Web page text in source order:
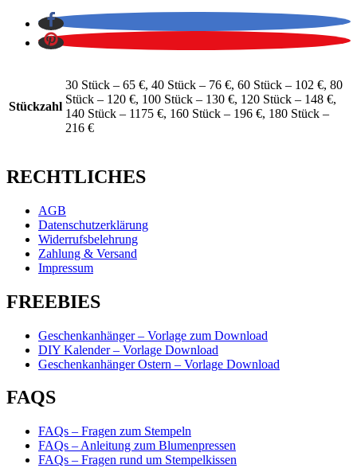
Stückzahl
30 Stück – 65 €, 40 Stück – 76 €, 60 Stück – 102 €, 80
Stück – 120 €, 100 Stück – 130 €, 120 Stück – 148 €,
140 Stück – 1175 €, 160 Stück – 196 €, 180 Stück –
216 €
RECHTLICHES
AGB
Datenschutzerklärung
Widerrufsbelehrung
Zahlung & Versand
Impressum
FREEBIES
Geschenkanhänger – Vorlage zum Download
DIY Kalender – Vorlage Download
Geschenkanhänger Ostern – Vorlage Download
FAQS
FAQs – Fragen zum Stempeln
FAQs – Anleitung zum Blumenpressen
FAQs – Fragen rund um Stempelkissen